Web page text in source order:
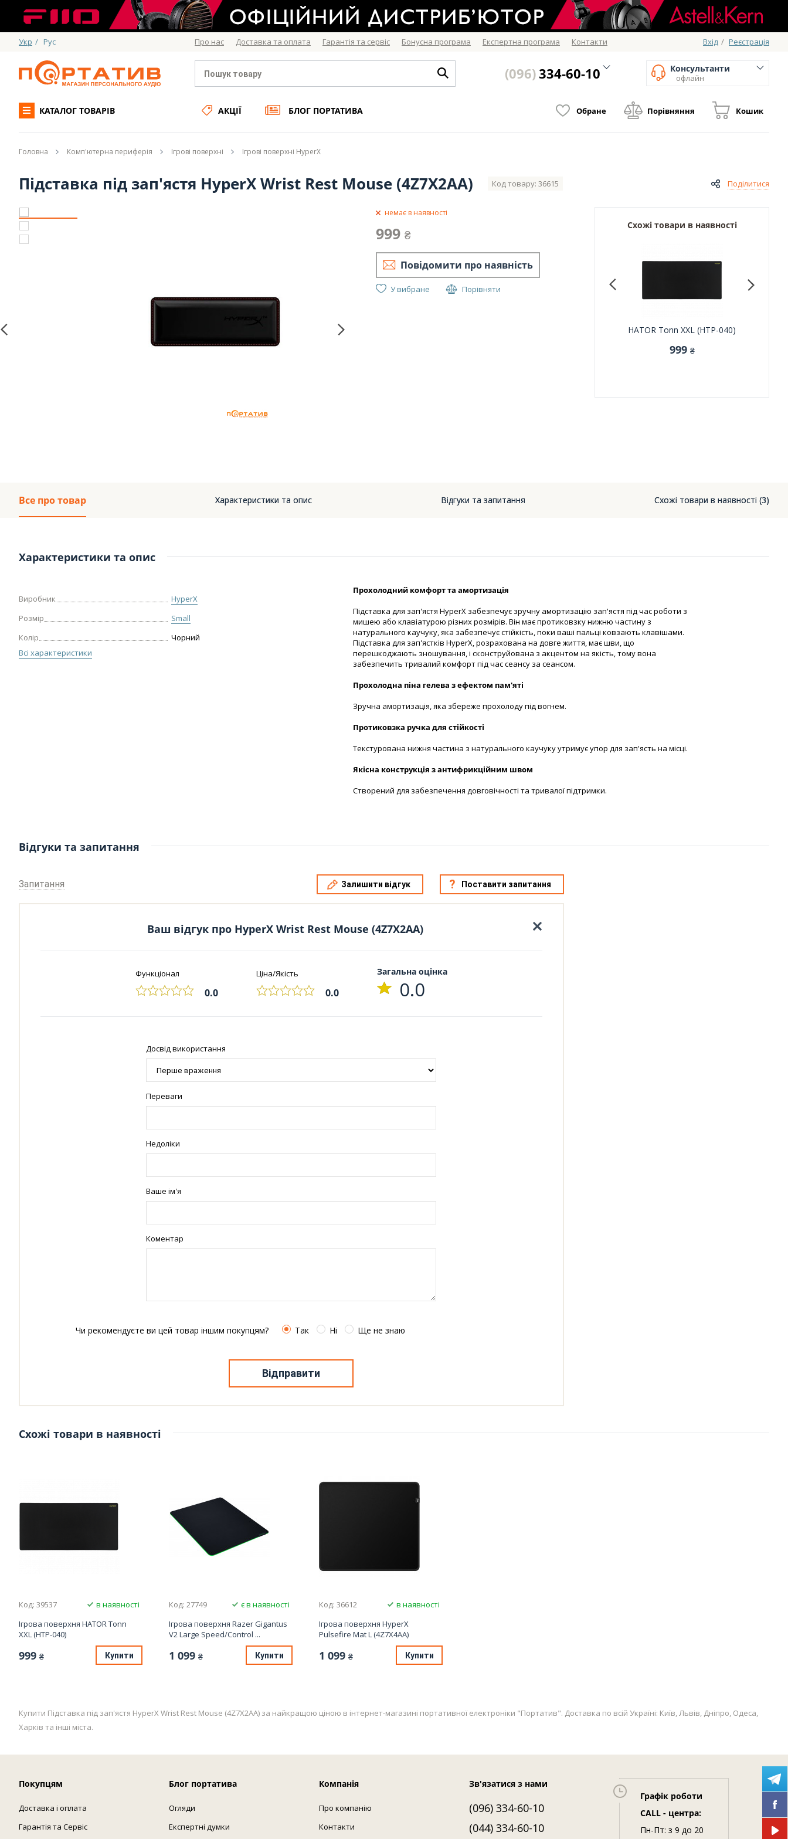
Укр / Рус Про нас Доставка та оплата Гарантія та сервіс Бонусна програма Експертна програма Контакти Вхід / Реєстрація
(096)334-60-10 Консультанти
офлайн
КАТАЛОГ ТОВАРІВ АКЦІЇ БЛОГ ПОРТАТИВА Обране Порівняння Кошик
Головна Комп'ютерна периферія Ігрові поверхні Ігрові поверхні HyperX
Підставка під зап'ястя HyperX Wrist Rest Mouse (4Z7X2AA) Код товару: 36615 Поділитися
немає в наявності
999 ₴
Повідомити про наявність
У вибране Порівняти
Схожі товари в наявності
HATOR Tonn XXL (HTP-040)
999 ₴
Все про товар Характеристики та опис Відгуки та запитання Схожі товари в наявності (3)
Характеристики та опис
Виробник
HyperX
Розмір
Small
Колір
Чорний
Всі характеристики
Прохолодний комфорт та амортизація
Підставка для зап'ястя HyperX забезпечує зручну амортизацію зап'ястя під час роботи з
мишею або клавіатурою різних розмірів. Він має протиковзку нижню частину з
натурального каучуку, яка забезпечує стійкість, поки ваші пальці ковзають клавішами.
Підставка для зап'ястків HyperX, розрахована на довге життя, має шви, що
перешкоджають зношування, і сконструйована з акцентом на якість, тому вона
забезпечить тривалий комфорт під час сеансу за сеансом.
Прохолодна піна гелева з ефектом пам'яті
Зручна амортизація, яка збереже прохолоду під вогнем.
Протиковзка ручка для стійкості
Текстурована нижня частина з натурального каучуку утримує упор для зап'ясть на місці.
Якісна конструкція з антифрикційним швом
Створений для забезпечення довговічності та тривалої підтримки.
Відгуки та запитання
Запитання Залишити відгук Поставити запитання
Ваш відгук про HyperX Wrist Rest Mouse (4Z7X2AA)
Функціонал
0.0
Ціна/Якість
0.0
Загальна оцінка
0.0
Досвід використання
Переваги
Недоліки
Ваше ім'я
Коментар
Чи рекомендуєте ви цей товар іншим покупцям? Так Ні Ще не знаю
Відправити
Схожі товари в наявності
Код: 39537
в наявності
Ігрова поверхня HATOR Tonn
XXL (HTP-040)
999 ₴ Купити
Код: 27749
є в наявності
Ігрова поверхня Razer Gigantus
V2 Large Speed/Control ...
1 099 ₴ Купити
Код: 36612
в наявності
Ігрова поверхня HyperX
Pulsefire Mat L (4Z7X4AA)
1 099 ₴ Купити
Купити Підставка під зап'ястя HyperX Wrist Rest Mouse (4Z7X2AA) за найкращою ціною в інтернет-магазині портативної електроніки "Портатив". Доставка по всій Україні: Київ, Львів, Дніпро, Одеса,
Харків та інші міста.
Покупцям
Доставка і оплата
Гарантія та Сервіс
Блог портатива
Огляди
Експертні думки
Компанія
Про компанію
Контакти
Зв'язатися з нами
(096) 334-60-10
(044) 334-60-10
Графік роботи
CALL - центра:
Пн-Пт: з 9 до 20